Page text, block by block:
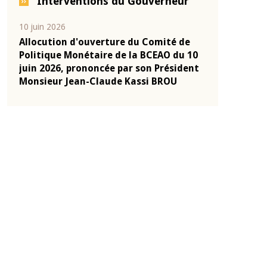
04 mars 2026
Allocution d'ouverture du Comité de
Politique Monétaire de la BCEAO du 4
mars 2026, prononcée par son Président
Monsieur Jean-Claude Kassi BROU